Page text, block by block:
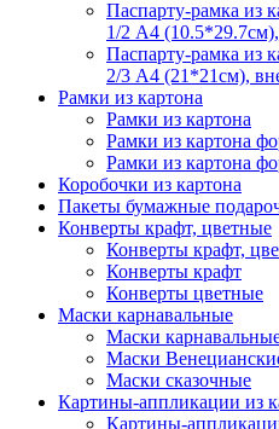
Паспарту-рамка из
1/2 А4
Паспарту-рамка из
2/3 А4 (21*21см),
Рамки из картона
Рамки из картона
Рамки из картона
Рамки из картона
Коробочки из картона
Пакеты бумажные
Конверты крафт, цветные
Конверты крафт,
Конверты крафт
Конверты цветные
Маски карнавальные
Маски
Маски
Маски сказочные
Картины-аппликации из
Картины-